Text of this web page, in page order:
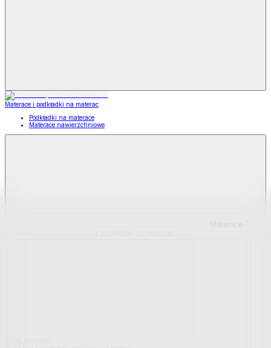
Materace i podkładki na materac
Podkładki na materace
Materace nawierzchniowe